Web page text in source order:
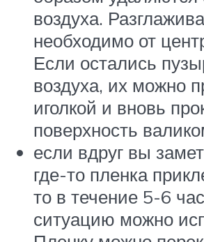
воздуха.
необходимо от
Если остались
воздуха, их можно
иголкой и вновь
поверхность
если вдруг вы
где-то пленка
то в течение 5-6
ситуацию можно